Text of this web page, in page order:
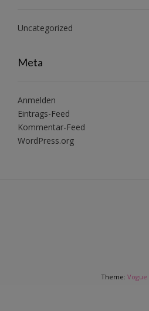
Uncategorized
Meta
Anmelden
Eintrags-Feed
Kommentar-Feed
WordPress.org
Theme: Vogue